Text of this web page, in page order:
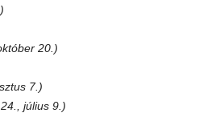
20.)
7.)
július 9.)